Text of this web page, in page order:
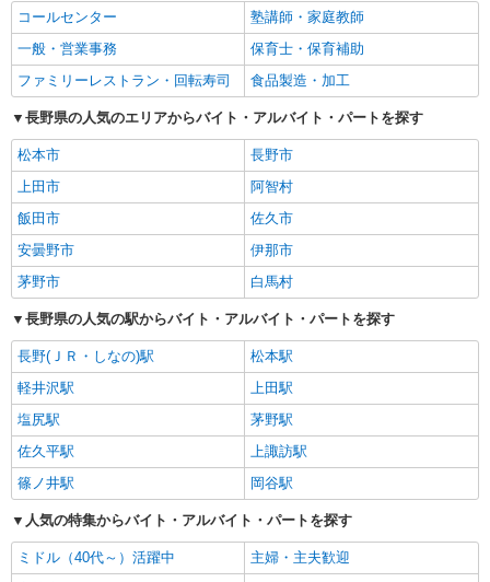
コールセンター
塾講師・家庭教師
一般・営業事務
保育士・保育補助
ファミリーレストラン・回転寿司
食品製造・加工
長野県の人気のエリアからバイト・アルバイト・パートを探す
松本市
長野市
上田市
阿智村
飯田市
佐久市
安曇野市
伊那市
茅野市
白馬村
長野県の人気の駅からバイト・アルバイト・パートを探す
長野(ＪＲ・しなの)駅
松本駅
軽井沢駅
上田駅
塩尻駅
茅野駅
佐久平駅
上諏訪駅
篠ノ井駅
岡谷駅
人気の特集からバイト・アルバイト・パートを探す
ミドル（40代～）活躍中
主婦・主夫歓迎